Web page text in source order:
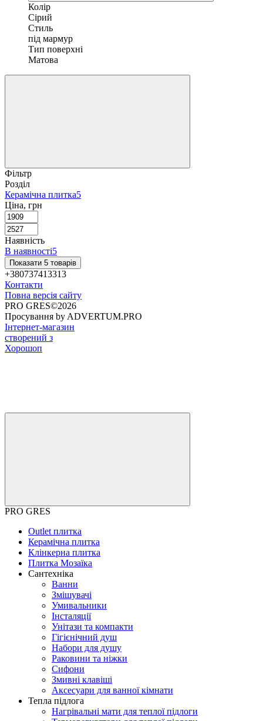
Колір
Сірий
Стиль
під мармур
Тип поверхні
Матова
Фільтр
Розділ
Керамічна плитка5
Ціна, грн
Наявність
В наявності5
Показати 5 товарів
+380737413313
Контакти
Повна версія сайту
PRO GRES©2026
Просування by ADVERTUM.PRO
Інтернет-магазин
створений з
Хорошоп
PRO GRES
Outlet плитка
Керамічна плитка
Клінкерна плитка
Плитка Мозаїка
Сантехніка
Ванни
Змішувачі
Умивальники
Інсталяції
Унітази та компакти
Гігієнічний душ
Набори для душу
Раковини та ніжки
Сифони
Змивні клавіші
Аксесуари для ванної кімнати
Тепла підлога
Нагрівальні мати для теплої підлоги